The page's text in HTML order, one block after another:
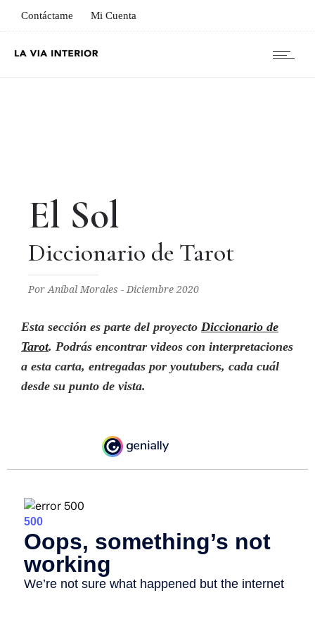
Contáctame Mi Cuenta
El Sol
Diccionario de Tarot
Por Aníbal Morales - Diciembre 2020
Esta sección es parte del proyecto Diccionario de
Tarot. Podrás encontrar videos con interpretaciones
a esta carta, entregadas por youtubers, cada cuál
desde su punto de vista.